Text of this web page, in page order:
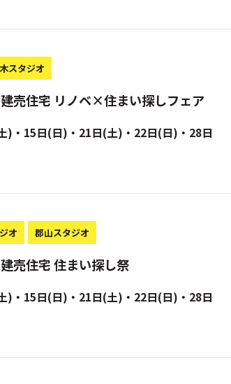
スタジオ
売住宅 リノベ×住まい探しフェア
)・15日(日)・21日(土)・22日(日)・28日
オ 郡山スタジオ
売住宅 住まい探し祭
)・15日(日)・21日(土)・22日(日)・28日